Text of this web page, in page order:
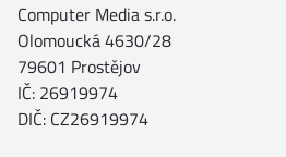
Computer Media s.r.o.
Olomoucká 4630/28
79601 Prostějov
IČ: 26919974
DIČ: CZ26919974